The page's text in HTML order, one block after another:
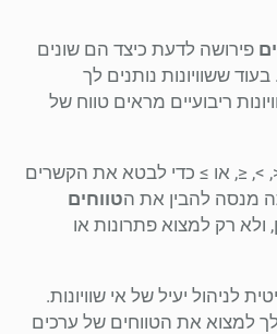
פירושה לדעת כיצד הם שונים
בעוד ששוויונות נותנים לך
ריבועיים מראים טווח של
>, ≤, או ≥ כדי לבטא את הקשרים
מנסה להבין את הטווחים
ולא רק למצוא פתרונות או
לניהול יעיל של אי שוויונות.
למצוא את הטווחים של ערכים